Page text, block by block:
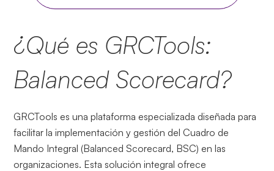
¿Qué es GRCTools:
Balanced Scorecard?
GRCTools es una plataforma especializada diseñada para
facilitar la implementación y gestión del Cuadro de
Mando Integral (Balanced Scorecard, BSC) en las
organizaciones. Esta solución integral ofrece